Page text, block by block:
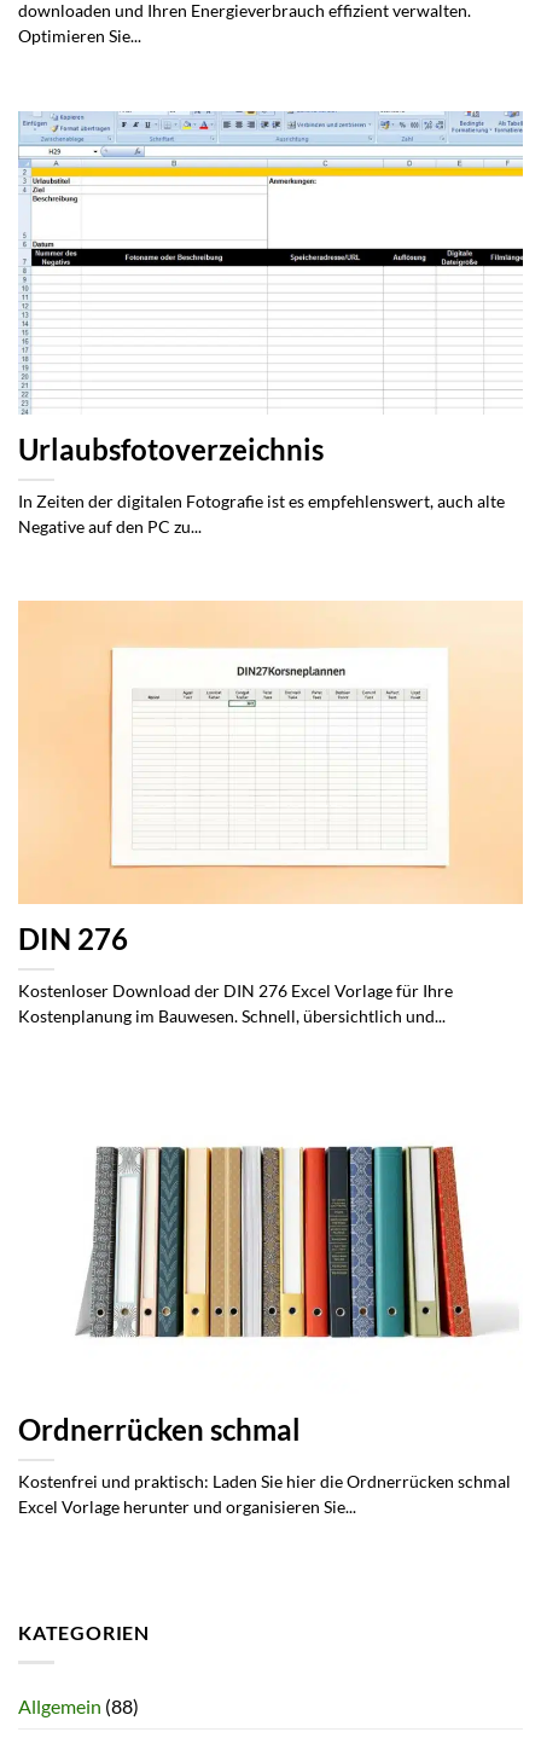
downloaden und Ihren Energieverbrauch effizient verwalten.
Optimieren Sie...
Urlaubsfotoverzeichnis
In Zeiten der digitalen Fotografie ist es empfehlenswert, auch alte
Negative auf den PC zu...
DIN 276
Kostenloser Download der DIN 276 Excel Vorlage für Ihre
Kostenplanung im Bauwesen. Schnell, übersichtlich und...
Ordnerrücken schmal
Kostenfrei und praktisch: Laden Sie hier die Ordnerrücken schmal
Excel Vorlage herunter und organisieren Sie...
KATEGORIEN
Allgemein (88)